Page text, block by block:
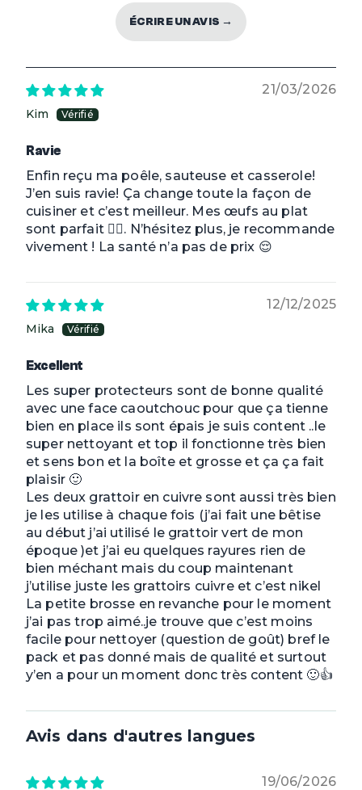
ÉCRIRE UN AVIS →
21/03/2026
Kim
Ravie
Enfin reçu ma poêle, sauteuse et casserole!
J’en suis ravie! Ça change toute la façon de
cuisiner et c’est meilleur. Mes œufs au plat
sont parfait 👌🏻. N’hésitez plus, je recommande
vivement ! La santé n’a pas de prix 😌
12/12/2025
Mika
Excellent
Les super protecteurs sont de bonne qualité
avec une face caoutchouc pour que ça tienne
bien en place ils sont épais je suis content ..le
super nettoyant et top il fonctionne très bien
et sens bon et la boîte et grosse et ça ça fait
plaisir 🙂
Les deux grattoir en cuivre sont aussi très bien
je les utilise à chaque fois (j’ai fait une bêtise
au début j’ai utilisé le grattoir vert de mon
époque )et j’ai eu quelques rayures rien de
bien méchant mais du coup maintenant
j’utilise juste les grattoirs cuivre et c’est nikel
La petite brosse en revanche pour le moment
j’ai pas trop aimé..je trouve que c’est moins
facile pour nettoyer (question de goût) bref le
pack et pas donné mais de qualité et surtout
y’en a pour un moment donc très content 🙂👍
Avis dans d'autres langues
19/06/2026